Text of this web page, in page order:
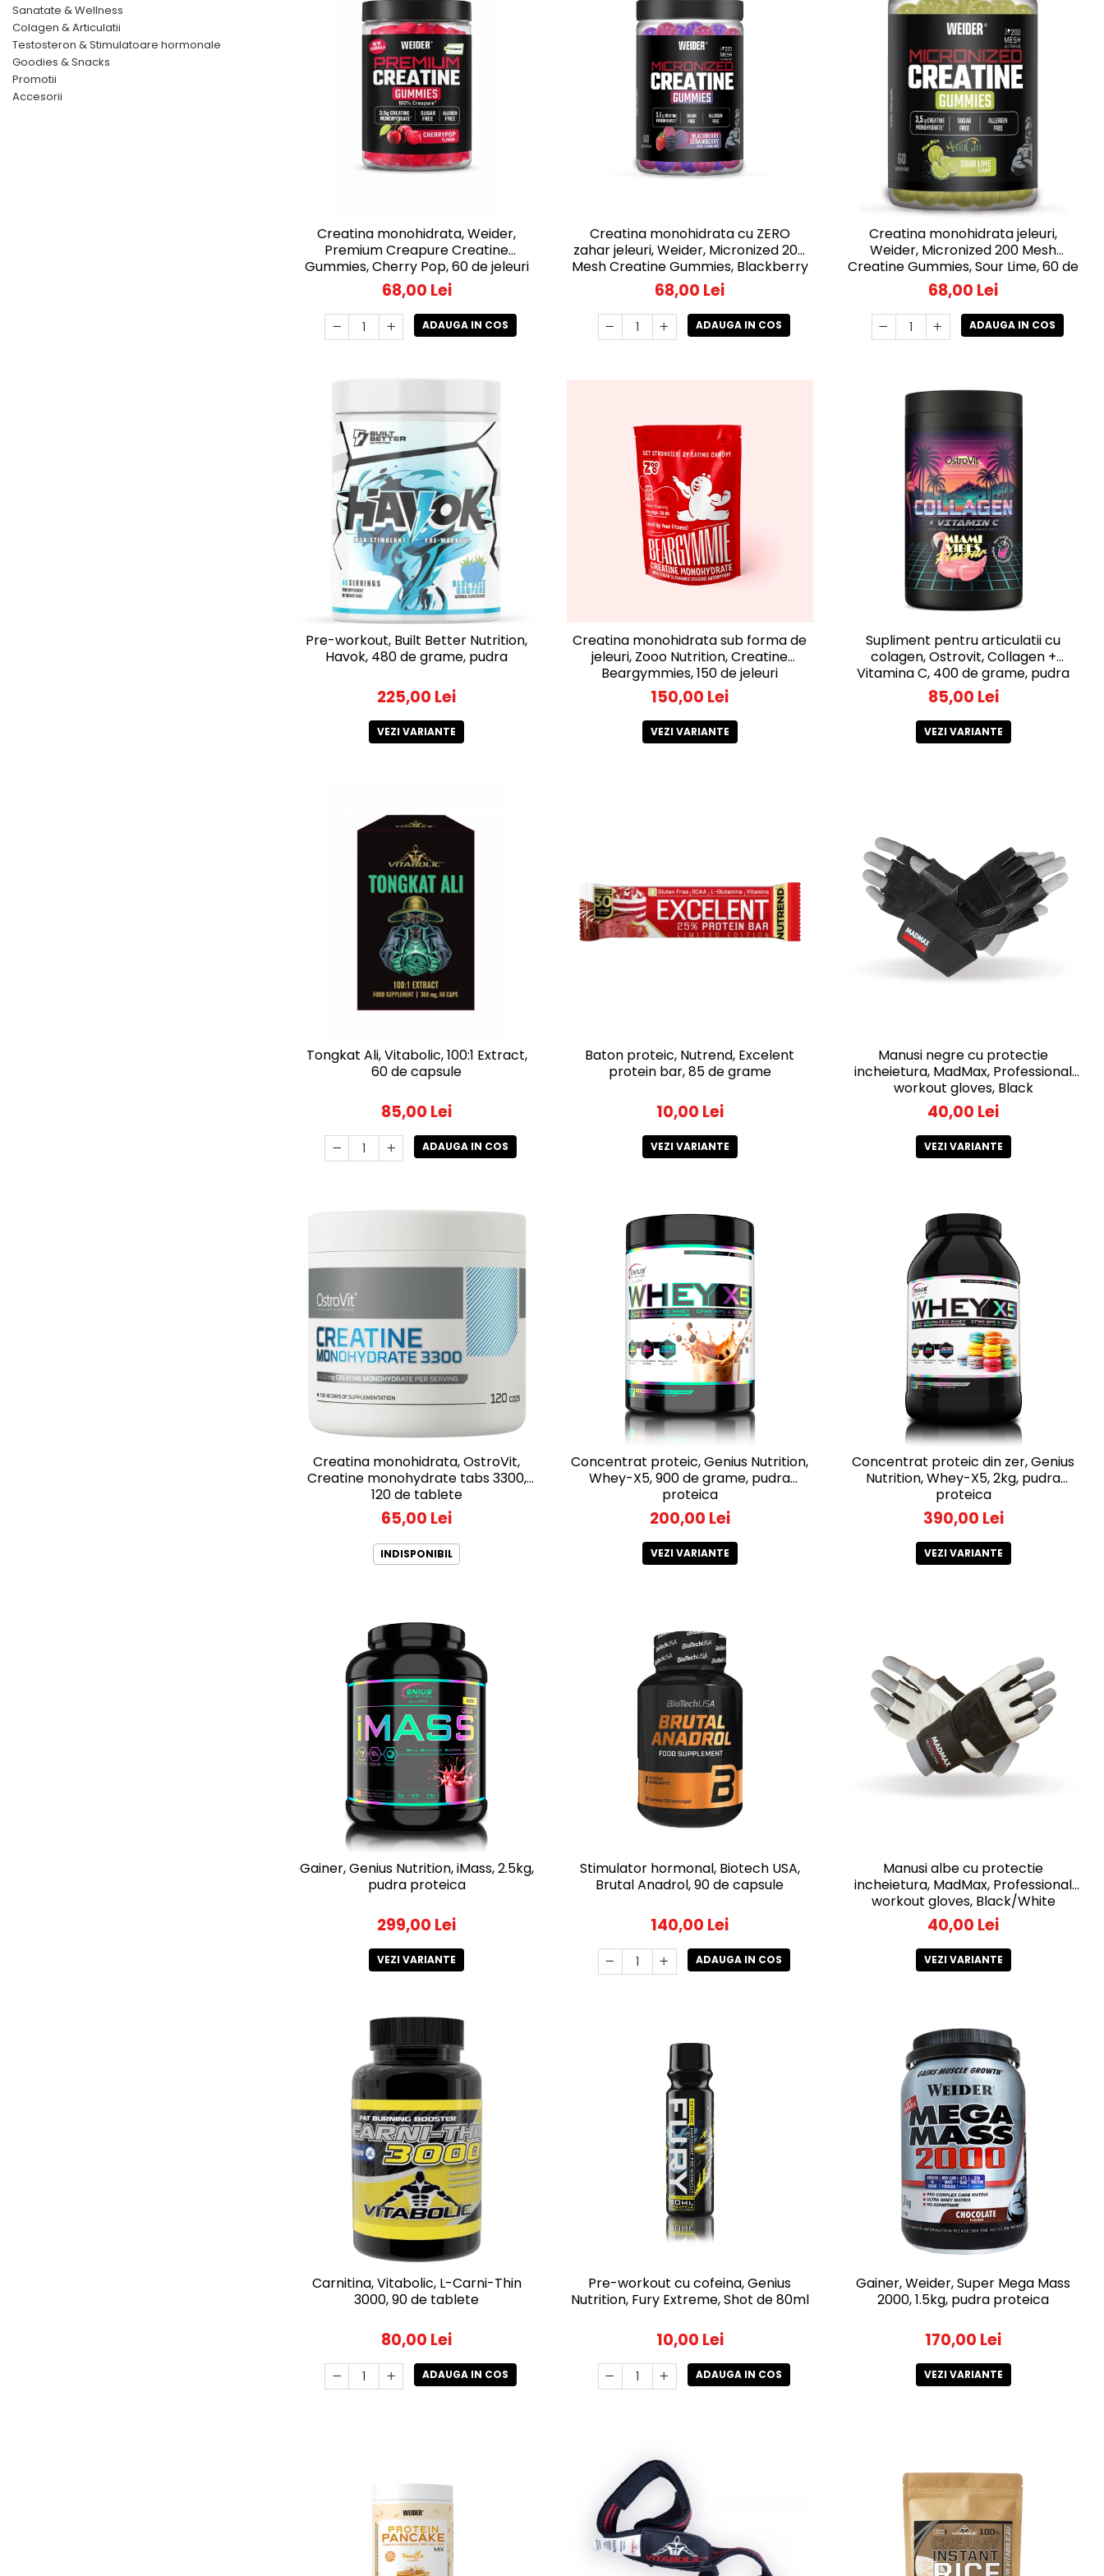
Sanatate & Wellness
Colagen & Articulatii
Testosteron & Stimulatoare hormonale
Goodies & Snacks
Promotii
Accesorii
Creatina monohidrata, Weider,
Premium Creapure Creatine
Gummies, Cherry Pop, 60 de jeleuri
68,00 Lei
ADAUGA IN COS
Creatina monohidrata cu ZERO
zahar jeleuri, Weider, Micronized 200
Mesh Creatine Gummies, Blackberry
Strawberry, 60 de jeleuri
68,00 Lei
ADAUGA IN COS
Creatina monohidrata jeleuri,
Weider, Micronized 200 Mesh
Creatine Gummies, Sour Lime, 60 de
jeleuri
68,00 Lei
ADAUGA IN COS
Pre-workout, Built Better Nutrition,
Havok, 480 de grame, pudra
225,00 Lei
VEZI VARIANTE
Creatina monohidrata sub forma de
jeleuri, Zooo Nutrition, Creatine
Beargymmies, 150 de jeleuri
150,00 Lei
VEZI VARIANTE
Supliment pentru articulatii cu
colagen, Ostrovit, Collagen +
Vitamina C, 400 de grame, pudra
85,00 Lei
VEZI VARIANTE
Tongkat Ali, Vitabolic, 100:1 Extract,
60 de capsule
85,00 Lei
ADAUGA IN COS
Baton proteic, Nutrend, Excelent
protein bar, 85 de grame
10,00 Lei
VEZI VARIANTE
Manusi negre cu protectie
incheietura, MadMax, Professional
workout gloves, Black
40,00 Lei
VEZI VARIANTE
Creatina monohidrata, OstroVit,
Creatine monohydrate tabs 3300,
120 de tablete
65,00 Lei
INDISPONIBIL
Concentrat proteic, Genius Nutrition,
Whey-X5, 900 de grame, pudra
proteica
200,00 Lei
VEZI VARIANTE
Concentrat proteic din zer, Genius
Nutrition, Whey-X5, 2kg, pudra
proteica
390,00 Lei
VEZI VARIANTE
Gainer, Genius Nutrition, iMass, 2.5kg,
pudra proteica
299,00 Lei
VEZI VARIANTE
Stimulator hormonal, Biotech USA,
Brutal Anadrol, 90 de capsule
140,00 Lei
ADAUGA IN COS
Manusi albe cu protectie
incheietura, MadMax, Professional
workout gloves, Black/White
40,00 Lei
VEZI VARIANTE
Carnitina, Vitabolic, L-Carni-Thin
3000, 90 de tablete
80,00 Lei
ADAUGA IN COS
Pre-workout cu cofeina, Genius
Nutrition, Fury Extreme, Shot de 80ml
10,00 Lei
ADAUGA IN COS
Gainer, Weider, Super Mega Mass
2000, 1.5kg, pudra proteica
170,00 Lei
VEZI VARIANTE